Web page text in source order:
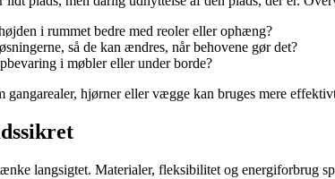
i rummet bedre med reoler eller ophæng?
så de kan ændres, når behovene gør det?
i møbler eller under borde?
hjørner eller vægge kan bruges mere
langsigtet. Materialer, fleksibilitet og